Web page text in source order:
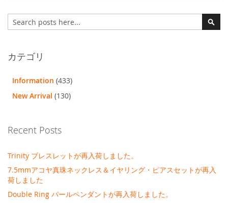
検
索
カテゴリ
Information (433)
New Arrival (130)
Recent Posts
Trinity ブレスレットが再入荷しました。
7.5mmアコヤ真珠ネックレス＆イヤリング・ピアスセットが再入
荷しました
Double Ring パールペンダントが再入荷しました。